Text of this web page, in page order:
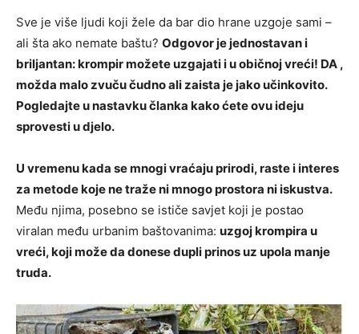
Sve je više ljudi koji žele da bar dio hrane uzgoje sami –
ali šta ako nemate baštu? Odgovor je jednostavan i
briljantan: krompir možete uzgajati i u običnoj vreći! DA ,
možda malo zvuču čudno ali zaista je jako učinkovito.
Pogledajte u nastavku članka kako ćete ovu ideju
sprovesti u djelo.
U vremenu kada se mnogi vraćaju prirodi, raste i interes
za metode koje ne traže ni mnogo prostora ni iskustva.
Među njima, posebno se ističe savjet koji je postao
viralan među urbanim baštovanima: uzgoj krompira u
vreći, koji može da donese dupli prinos uz upola manje
truda.